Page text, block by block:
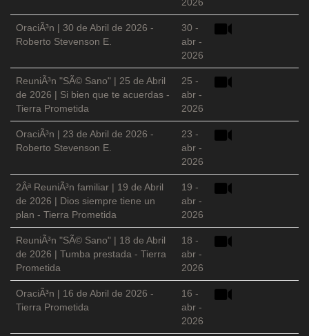
OraciÃ³n | 30 de Abril de 2026 -
Roberto Stevenson E.
30 -
abr -
2026
ReuniÃ³n "SÃ© Sano" | 25 de Abril
de 2026 | Si bien que te acuerdas -
Tierra Prometida
25 -
abr -
2026
OraciÃ³n | 23 de Abril de 2026 -
Roberto Stevenson E.
23 -
abr -
2026
2Âª ReuniÃ³n familiar | 19 de Abril
de 2026 | Dios siempre tiene un
plan - Tierra Prometida
19 -
abr -
2026
ReuniÃ³n "SÃ© Sano" | 18 de Abril
de 2026 | Tumba prestada - Tierra
Prometida
18 -
abr -
2026
OraciÃ³n | 16 de Abril de 2026 -
Tierra Prometida
16 -
abr -
2026